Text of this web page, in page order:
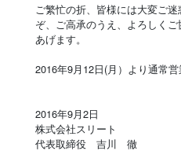
ご繁忙の折、皆様には大変ご
ぞ、ご高承のうえ、よろしく
あげます。
2016年9月12日(月）より通常営
2016年9月2日
株式会社スリート
代表取締役 吉川 徹